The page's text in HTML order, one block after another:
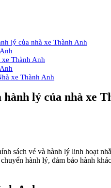
lý của nhà xe Thành Anh
Thành Anh
xe Thành Anh
hành lý của nhà xe
sách vé và hành lý linh hoạt
hành lý, đảm bảo hành